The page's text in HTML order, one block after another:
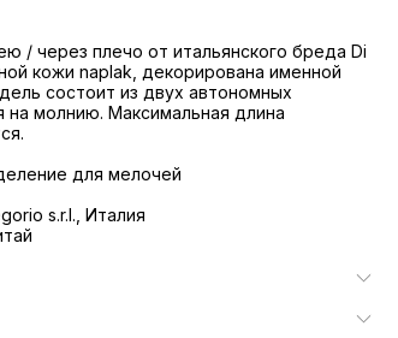
/ через плечо от итальянского бреда Di
кожи naplak, декорирована именной
состоит из двух автономных
молнию. Максимальная длина
для мелочей
s.r.l., Италия